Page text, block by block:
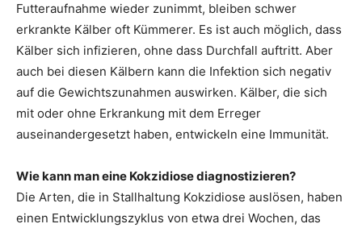
Futteraufnahme wieder zunimmt, bleiben schwer
erkrankte Kälber oft Kümmerer. Es ist auch möglich, dass
Kälber sich infizieren, ohne dass Durchfall auftritt. Aber
auch bei diesen Kälbern kann die Infektion sich negativ
auf die Gewichtszunahmen auswirken. Kälber, die sich
mit oder ohne Erkrankung mit dem Erreger
auseinandergesetzt haben, entwickeln eine Immunität.
Wie kann man eine Kokzidiose diagnostizieren?
Die Arten, die in Stallhaltung Kokzidiose auslösen, haben
einen Entwicklungszyklus von etwa drei Wochen, das